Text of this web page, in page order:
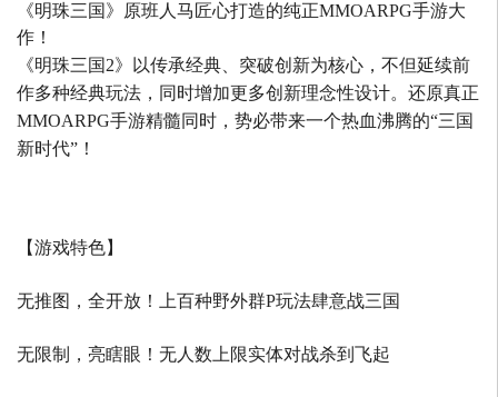
《明珠三国》原班人马匠心打造的纯正MMOARPG手游大
作！
《明珠三国2》以传承经典、突破创新为核心，不但延续前
作多种经典玩法，同时增加更多创新理念性设计。还原真正
MMOARPG手游精髓同时，势必带来一个热血沸腾的“三国
新时代”！
【游戏特色】
无推图，全开放！上百种野外群P玩法肆意战三国
无限制，亮瞎眼！无人数上限实体对战杀到飞起